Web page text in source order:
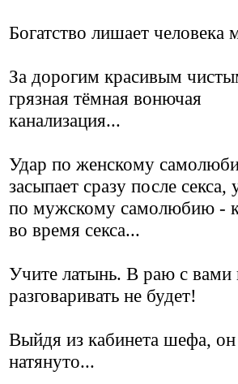
Богатство лишает человека
За дорогим красивым
грязная тёмная вонючая
канализация...
Удар по женскому
засыпает сразу после секса,
по мужскому самолюбию -
во время секса...
Учите латынь. В раю с вами
разговаривать не будет!
Выйдя из кабинета шефа, он
натянуто...